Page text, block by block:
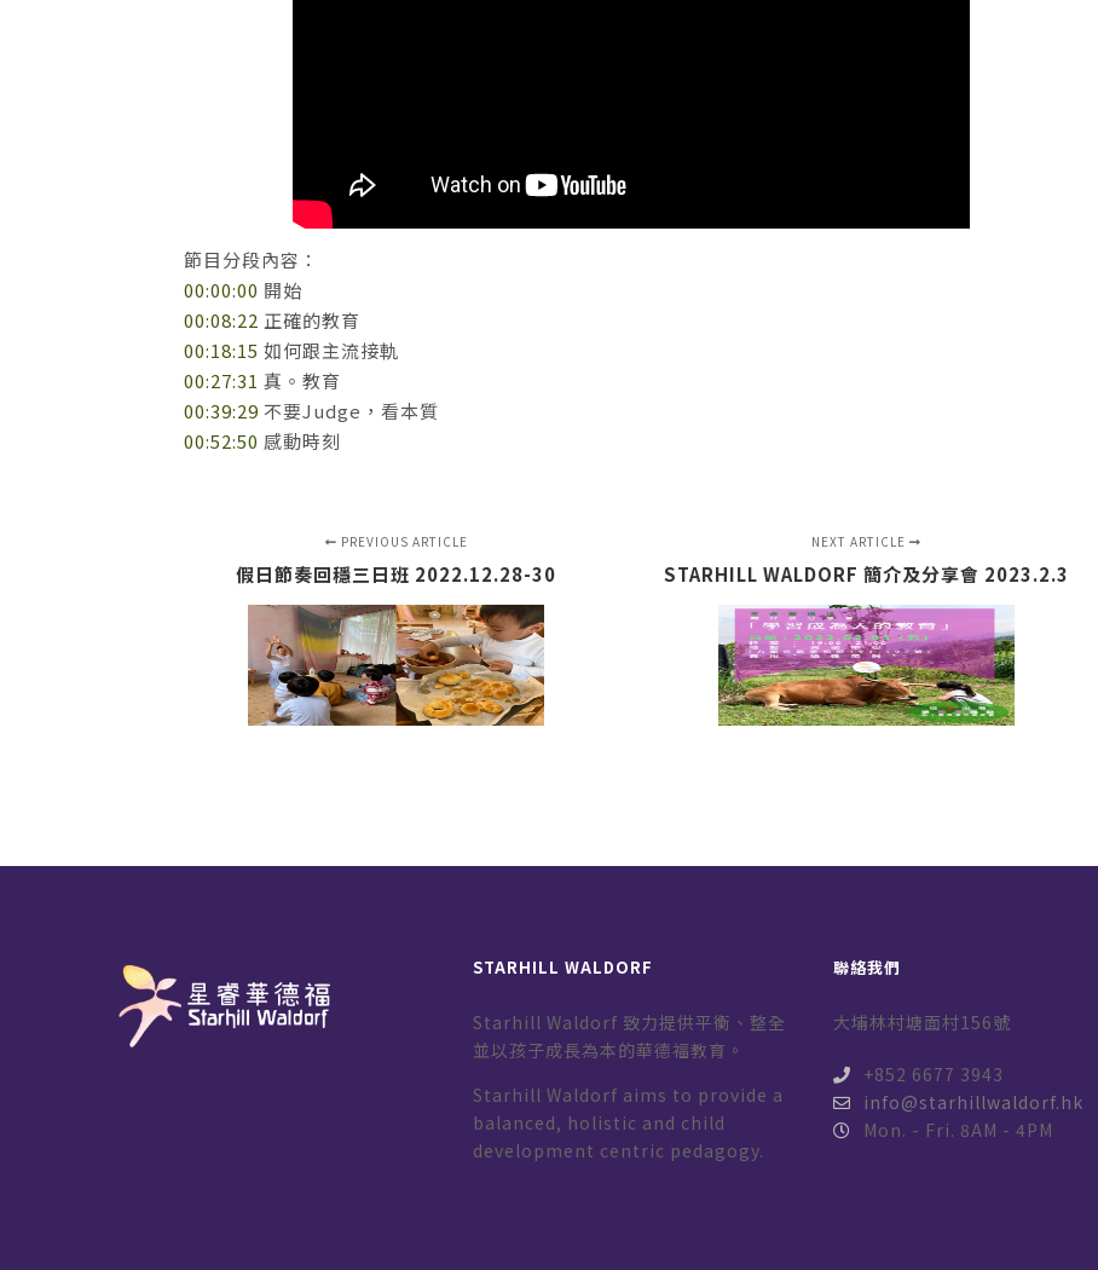
節目分段內容：
00:00:00 開始
00:08:22 正確的教育
00:18:15 如何跟主流接軌
00:27:31 真。教育
00:39:29 不要Judge，看本質
00:52:50 感動時刻
PREVIOUS ARTICLE
假日節奏回穩三日班 2022.12.28-30
NEXT ARTICLE
STARHILL WALDORF 簡介及分享會 2023.2.3
STARHILL WALDORF
Starhill Waldorf 致力提供平衡、整全
並以孩子成長為本的華德福教育。
Starhill Waldorf aims to provide a
balanced, holistic and child
development centric pedagogy.
聯絡我們
大埔林村塘面村156號
+852 6677 3943
info@starhillwaldorf.hk
Mon. - Fri. 8AM - 4PM